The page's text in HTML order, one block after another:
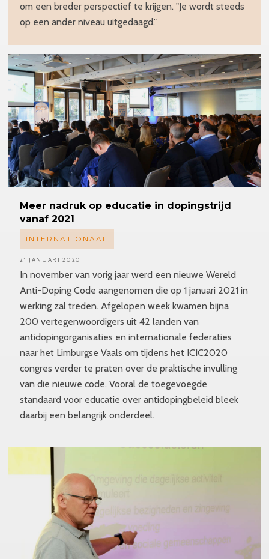
om een breder perspectief te krijgen. "Je wordt steeds
op een ander niveau uitgedaagd."
Meer nadruk op educatie in dopingstrijd
vanaf 2021
In november van vorig jaar werd een nieuwe Wereld
Anti-Doping Code aangenomen die op 1 januari 2021 in
werking zal treden. Afgelopen week kwamen bijna
200 vertegenwoordigers uit 42 landen van
antidopingorganisaties en internationale federaties
naar het Limburgse Vaals om tijdens het ICIC2020
congres verder te praten over de praktische invulling
van die nieuwe code. Vooral de toegevoegde
standaard voor educatie over antidopingbeleid bleek
daarbij een belangrijk onderdeel.
INTERNATIONAAL
21 JANUARI 2020